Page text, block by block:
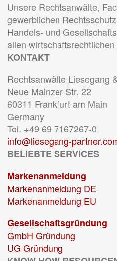
Unsere Rechtsanwälte,
gewerblichen
Handels- und
allen wirtschaftsrechtlichen
KONTAKT
Rechtsanwälte Liesegang
Neue Mainzer Str. 22
60311 Frankfurt am Main
Germany
Tel. +49 69 7167267-0
info@liesegang-
BELIEBTE SERVICES
Markenanmeldung
Markenanmeldung DE
Markenanmeldung EU
Gesellschaftsgründung
GmbH Gründung
UG Gründung